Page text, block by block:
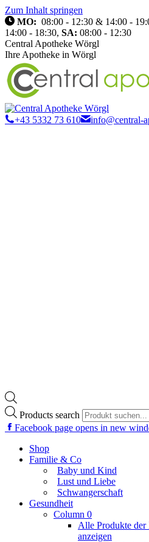
Zum Inhalt springen
MO: 08:00 - 12:30 & 14:00 -
14:00 - 18:30, SA: 08:00 - 12:30
Central Apotheke Wörgl
Ihre Apotheke in Wörgl
+43 5332 73 610 info@central-
Products search
Facebook page opens in new
Shop
Familie & Co
Baby und Kind
Lust und Liebe
Schwangerschaft
Gesundheit
Column 0
Alle Produkte der
anzeigen